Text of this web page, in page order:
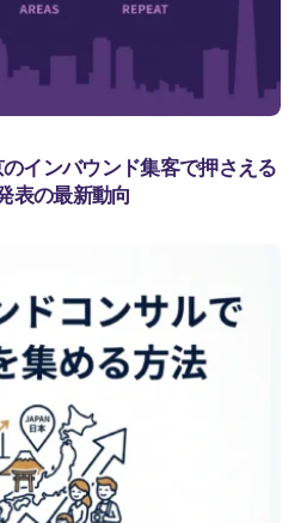
インバウンド集客で押さえる
表の最新動向